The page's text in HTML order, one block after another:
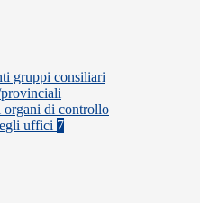
gruppi consiliari
organi di controllo
uffici 7